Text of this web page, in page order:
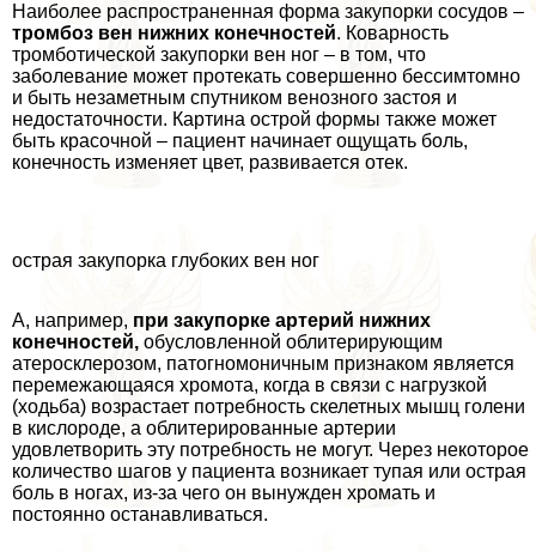
Наиболее распространенная форма закупорки сосудов –
тромбоз вен нижних конечностей. Коварность
тромботической закупорки вен ног – в том, что
заболевание может протекать совершенно бессимтомно
и быть незаметным спутником венозного застоя и
недостаточности. Картина острой формы также может
быть красочной – пациент начинает ощущать боль,
конечность изменяет цвет, развивается отек.
острая закупорка глубоких вен ног
А, например, при закупорке артерий нижних
конечностей, обусловленной облитерирующим
атеросклерозом, патогномоничным признаком является
перемежающаяся хромота, когда в связи с нагрузкой
(ходьба) возрастает потребность скелетных мышц голени
в кислороде, а облитерированные артерии
удовлетворить эту потребность не могут. Через некоторое
количество шагов у пациента возникает тупая или острая
боль в ногах, из-за чего он вынужден хромать и
постоянно останавливаться.